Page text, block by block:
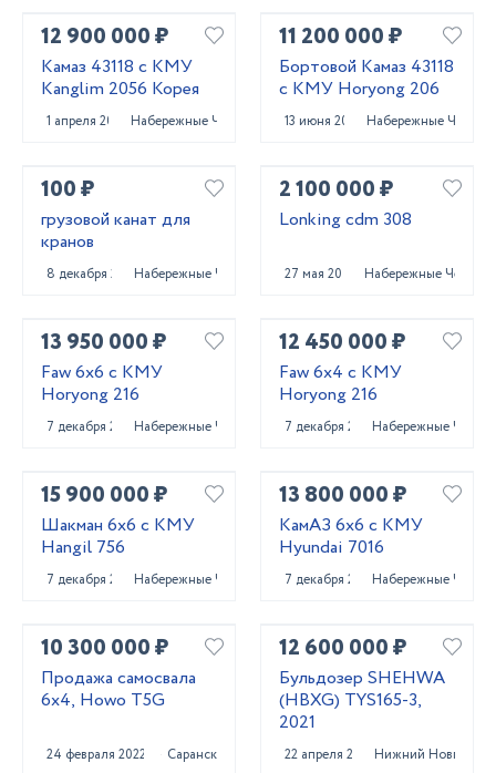
12 900 000 ₽
Камаз 43118 с КМУ
Kanglim 2056 Корея
1 апреля 2025 Набережные Челны
11 200 000 ₽
Бортовой Камаз 43118
с КМУ Horyong 206
13 июня 2023 Набережные Челны
100 ₽
грузовой канат для
кранов
8 декабря 2023Набережные Челны
2 100 000 ₽
Lonking cdm 308
27 мая 2023 Набережные Челны
13 950 000 ₽
Faw 6x6 с КМУ
Horyong 216
7 декабря 2023Набережные Челны
12 450 000 ₽
Faw 6x4 с КМУ
Horyong 216
7 декабря 2023Набережные Челны
15 900 000 ₽
Шакман 6x6 с КМУ
Hangil 756
7 декабря 2023Набережные Челны
13 800 000 ₽
КамАЗ 6x6 с КМУ
Hyundai 7016
7 декабря 2023Набережные Челны
10 300 000 ₽
Продажа самосвала
6х4, Howo T5G
24 февраля 2022 Саранск
12 600 000 ₽
Бульдозер SHEHWA
(HBXG) TYS165-3,
2021
22 апреля 2022 Нижний Новгород